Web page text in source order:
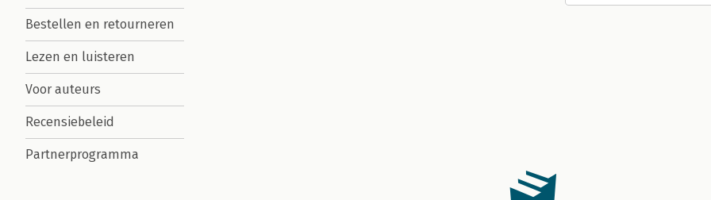
Bestellen en retourneren
Lezen en luisteren
Voor auteurs
Recensiebeleid
Partnerprogramma